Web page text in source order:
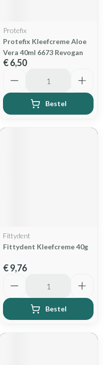
Protefix
Protefix Kleefcreme Aloe
Vera 40ml 6673 Revogan
€ 6,50
Bestel
Fittydent
Fittydent Kleefcreme 40g
€ 9,76
Bestel